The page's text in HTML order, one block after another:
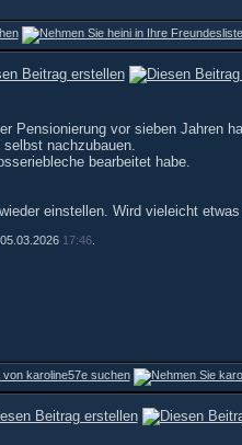
Pensionierung vor sieben
nachzubauen.
bearbeitet habe.
einstellen. Wird vieleicht
17:46.